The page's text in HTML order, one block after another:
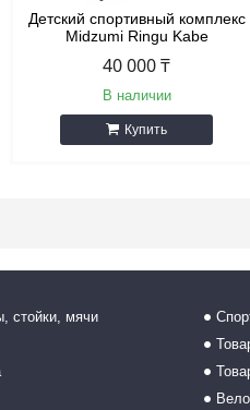
Детский спортивный комплекс
Midzumi Ringu Kabe
40 000 ₸
В наличии
Купить
стойки, мячи